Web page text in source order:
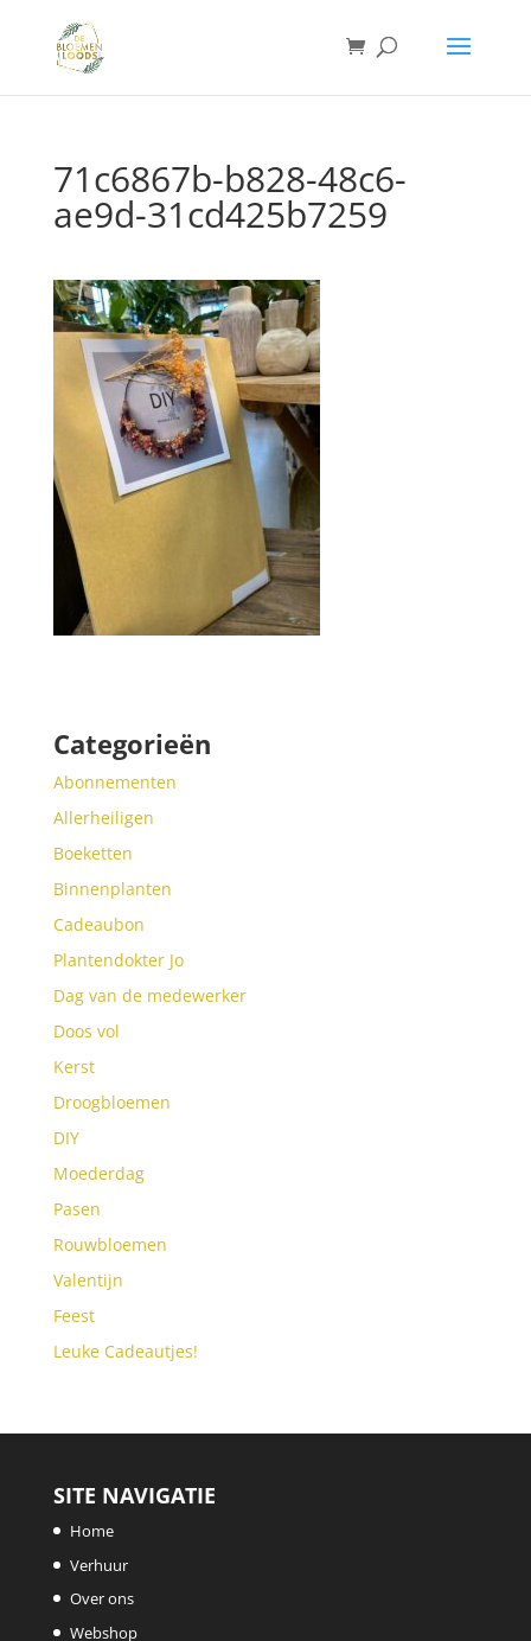
71c6867b-b828-48c6-
ae9d-31cd425b7259
Categorieën
Abonnementen
Allerheiligen
Boeketten
Binnenplanten
Cadeaubon
Plantendokter Jo
Dag van de medewerker
Doos vol
Kerst
Droogbloemen
DIY
Moederdag
Pasen
Rouwbloemen
Valentijn
Feest
Leuke Cadeautjes!
SITE NAVIGATIE
Home
Verhuur
Over ons
Webshop